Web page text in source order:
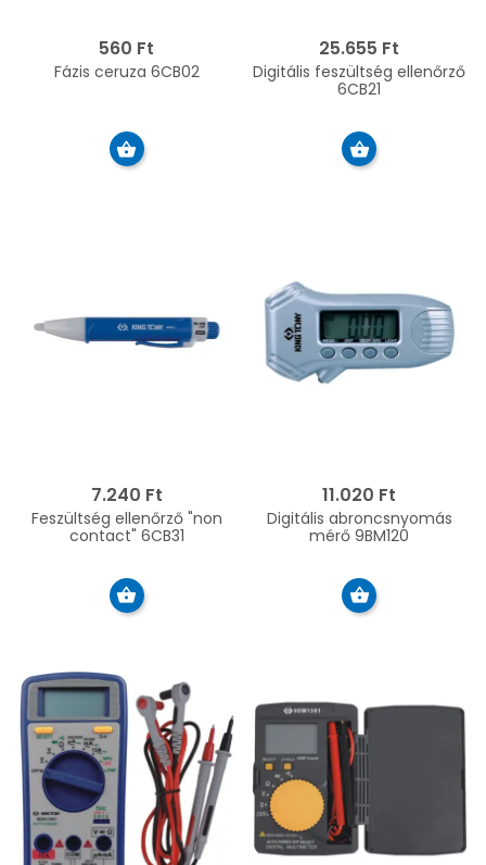
560 Ft
Fázis ceruza 6CB02
25.655 Ft
Digitális feszültség ellenőrző
6CB21
7.240 Ft
Feszültség ellenőrző "non
contact" 6CB31
11.020 Ft
Digitális abroncsnyomás
mérő 9BM120